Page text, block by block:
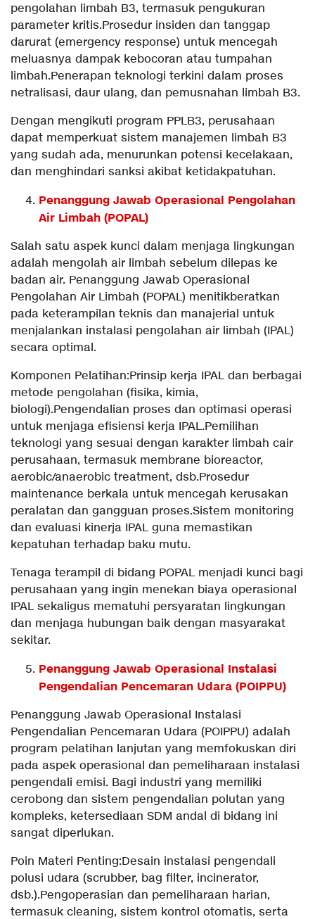
pengolahan limbah B3, termasuk pengukuran
parameter kritis.Prosedur insiden dan tanggap
darurat (emergency response) untuk mencegah
meluasnya dampak kebocoran atau tumpahan
limbah.Penerapan teknologi terkini dalam proses
netralisasi, daur ulang, dan pemusnahan limbah B3.
Dengan mengikuti program PPLB3, perusahaan
dapat memperkuat sistem manajemen limbah B3
yang sudah ada, menurunkan potensi kecelakaan,
dan menghindari sanksi akibat ketidakpatuhan.
Penanggung Jawab Operasional Pengolahan
Air Limbah (POPAL)
Salah satu aspek kunci dalam menjaga lingkungan
adalah mengolah air limbah sebelum dilepas ke
badan air. Penanggung Jawab Operasional
Pengolahan Air Limbah (POPAL) menitikberatkan
pada keterampilan teknis dan manajerial untuk
menjalankan instalasi pengolahan air limbah (IPAL)
secara optimal.
Komponen Pelatihan:Prinsip kerja IPAL dan berbagai
metode pengolahan (fisika, kimia,
biologi).Pengendalian proses dan optimasi operasi
untuk menjaga efisiensi kerja IPAL.Pemilihan
teknologi yang sesuai dengan karakter limbah cair
perusahaan, termasuk membrane bioreactor,
aerobic/anaerobic treatment, dsb.Prosedur
maintenance berkala untuk mencegah kerusakan
peralatan dan gangguan proses.Sistem monitoring
dan evaluasi kinerja IPAL guna memastikan
kepatuhan terhadap baku mutu.
Tenaga terampil di bidang POPAL menjadi kunci bagi
perusahaan yang ingin menekan biaya operasional
IPAL sekaligus mematuhi persyaratan lingkungan
dan menjaga hubungan baik dengan masyarakat
sekitar.
Penanggung Jawab Operasional Instalasi
Pengendalian Pencemaran Udara (POIPPU)
Penanggung Jawab Operasional Instalasi
Pengendalian Pencemaran Udara (POIPPU) adalah
program pelatihan lanjutan yang memfokuskan diri
pada aspek operasional dan pemeliharaan instalasi
pengendali emisi. Bagi industri yang memiliki
cerobong dan sistem pengendalian polutan yang
kompleks, ketersediaan SDM andal di bidang ini
sangat diperlukan.
Poin Materi Penting:Desain instalasi pengendali
polusi udara (scrubber, bag filter, incinerator,
dsb.).Pengoperasian dan pemeliharaan harian,
termasuk cleaning, sistem kontrol otomatis, serta